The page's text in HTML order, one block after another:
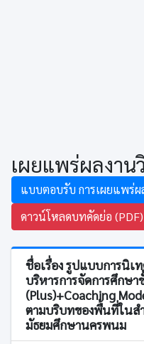
เผยแพร่ผลงาน
แบบตอบรับ การเผยแพร่ผ
ดาวน์โหลดบทคัดย่อ (PDF)
ชื่อเรื่อง รูปแบบการนิเ
บริหารการจัดการศึกษ
(Plus)+Coaching
ตามบริบทของพื้นที่ในส
มัธยมศึกษานครพนม